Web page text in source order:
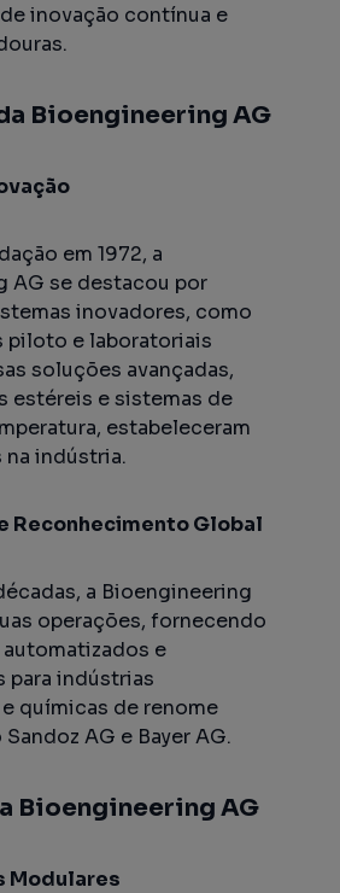
inovação contínua e
Bioengineering AG
em 1972, a
AG se destacou por
inovadores, como
piloto e laboratoriais
soluções avançadas,
estéreis e sistemas de
estabeleceram
na indústria.
Reconhecimento Global
a Bioengineering
operações, fornecendo
e
para indústrias
químicas de renome
AG e Bayer AG.
Bioengineering AG
Modulares